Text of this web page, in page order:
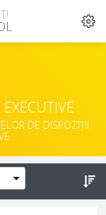
DE DISPOZIȚII